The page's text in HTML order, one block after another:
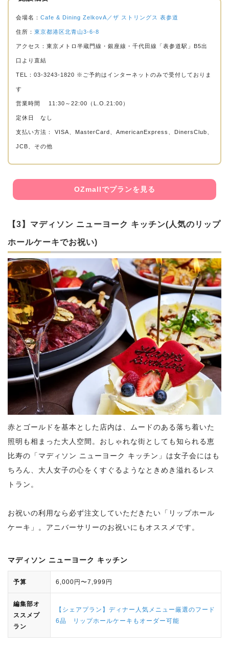
会場名： Cafe & Dining ZelkovA／ザ ストリングス 表参道
住所： 東京都港区北青山3-6-8
アクセス：東京メトロ半蔵門線・銀座線・千代田線「表参道駅」B5出
口より直結
TEL：03-3243-1820 ※ご予約はインターネットのみで受付しておりま
す
営業時間 11:30～22:00（L.O.21:00）
定休日 なし
支払い方法： VISA、MasterCard、AmericanExpress、DinersClub、
JCB、その他
OZmallでプランを見る
【3】マディソン ニューヨーク キッチン(人気のリップ
ホールケーキでお祝い)
赤とゴールドを基本とした店内は、ムードのある落ち着いた
照明も相まった大人空間。おしゃれな街としても知られる恵
比寿の「マディソン ニューヨーク キッチン」は女子会にはも
ちろん、大人女子の心をくすぐるようなときめき溢れるレス
トラン。
お祝いの利用なら必ず注文していただきたい「リップホール
ケーキ」。アニバーサリーのお祝いにもオススメです。
マディソン ニューヨーク キッチン
予算 6,000円〜7,999円
編集部オ
ススメプ
ラン
【シェアプラン】ディナー人気メニュー厳選のフード
6品 リップホールケーキもオーダー可能